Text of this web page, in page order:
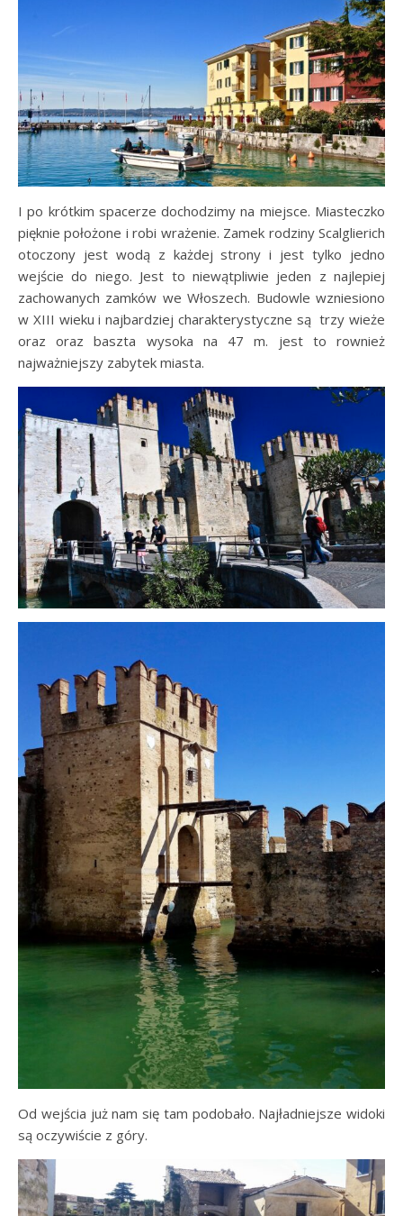
I po krótkim spacerze dochodzimy na miejsce. Miasteczko
pięknie położone i robi wrażenie. Zamek rodziny Scalglierich
otoczony jest wodą z każdej strony i jest tylko jedno
wejście do niego. Jest to niewątpliwie jeden z najlepiej
zachowanych zamków we Włoszech. Budowle wzniesiono
w XIII wieku i najbardziej charakterystyczne są trzy wieże
oraz oraz baszta wysoka na 47 m. jest to rownież
najważniejszy zabytek miasta.
Od wejścia już nam się tam podobało. Najładniejsze widoki
są oczywiście z góry.